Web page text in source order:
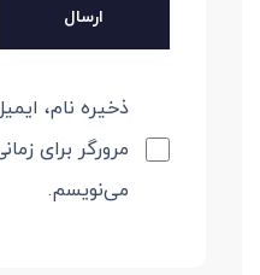
ذخیره نام،
مرورگر برای
می‌نویسم.